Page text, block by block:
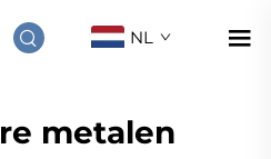
NL
metalen